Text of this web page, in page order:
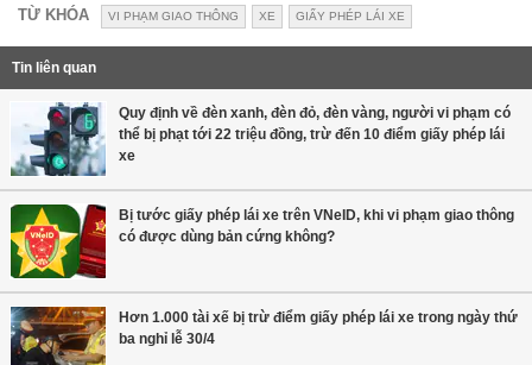
TỪ KHÓA VI PHẠM GIAO THÔNG XE GIẤY PHÉP LÁI XE
Tin liên quan
Quy định về đèn xanh, đèn đỏ, đèn vàng, người vi phạm có
thể bị phạt tới 22 triệu đồng, trừ đến 10 điểm giấy phép lái
xe
Bị tước giấy phép lái xe trên VNeID, khi vi phạm giao thông
có được dùng bản cứng không?
Hơn 1.000 tài xế bị trừ điểm giấy phép lái xe trong ngày thứ
ba nghỉ lễ 30/4